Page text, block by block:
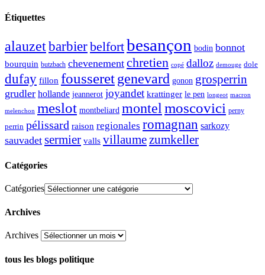
Étiquettes
alauzetbarbierbelfortbesançon bodin bonnot
bourquin butzbach chevenement chretien copé dalloz demouge dole
dufay fillon fousseretgenevard gonon grosperrin
grudler hollande jeannerot joyandet krattinger le pen longeot macron
melenchon meslot montbeliard montelmoscovici perny
perrin pélissard raison regionales romagnan sarkozy
sauvadet sermier valls villaumezumkeller
Catégories
Catégories
Archives
Archives
tous les blogs politique